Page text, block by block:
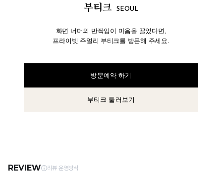
부티크 SEOUL
화면 너머의 반짝임이 마음을 끌었다면,
프라이빗 주얼리 부티크를 방문해 주세요.
방문예약 하기
부티크 둘러보기